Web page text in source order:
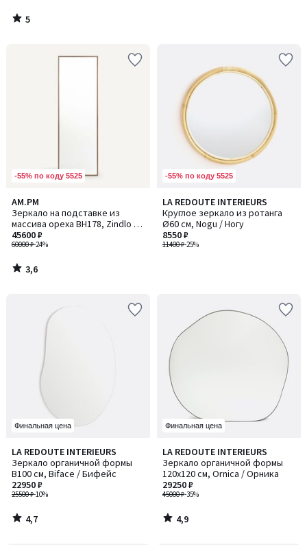
5
/
-55% по коду 5525
AM.PM
Зеркало на подставке из
массива ореха ВH178, Zindlo /
Зиндло
60000 ₽-24%
45600 ₽
3,6
/ 5
3,6
/
-55% по коду 5525
LA REDOUTE INTERIEURS
Круглое зеркало из ротанга
Ø60 см, Nogu / Ногу
11400 ₽-25%
8550 ₽
Финальная цена
LA REDOUTE INTERIEURS
Зеркало органичной формы
В100 см, Biface / Бифейс
25500 ₽-10%
22950 ₽
4,7
/ 5
4,7
/
Финальная цена
LA REDOUTE INTERIEURS
Зеркало органичной формы
120x120 см, Ornica / Орника
45000 ₽-35%
29250 ₽
4,9
/ 5
4,9
/